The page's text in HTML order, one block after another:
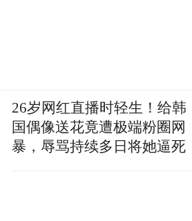
26岁网红直播时轻生！给韩
国偶像送花竟遭极端粉圈网
暴，辱骂持续多日将她逼死